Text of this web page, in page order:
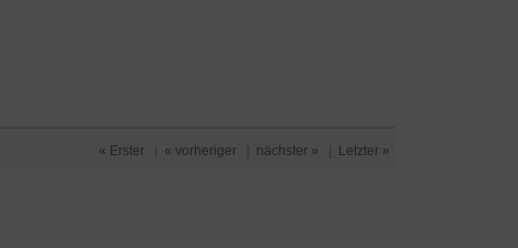
« Erster | « vorheriger | nächster » | Letzter »